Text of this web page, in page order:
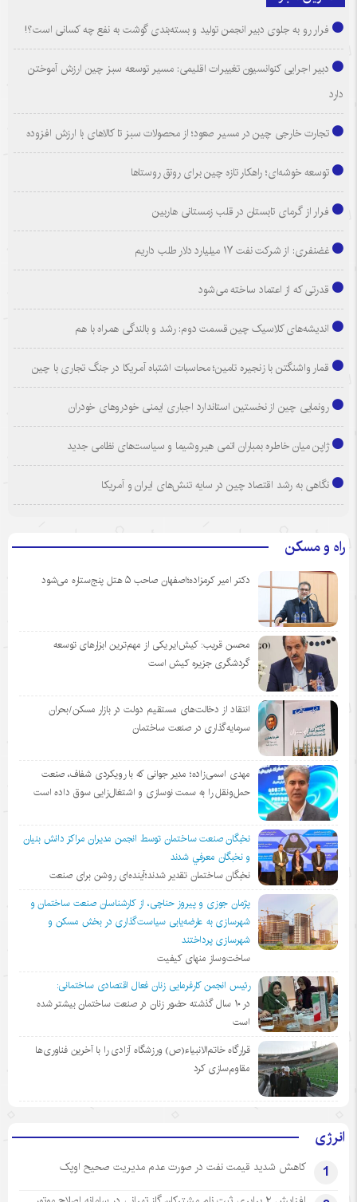
فرار رو به جلوی دبیر انجمن تولید و بسته‌بندی گوشت به نفع چه کسانی است؟!
دبیر اجرایی کنوانسیون تغییرات اقلیمی: مسیر توسعه سبز چین ارزش آموختن
دارد
تجارت خارجی چین در مسیر صعود؛ از محصولات سبز تا کالاهای با ارزش افزوده
توسعه خوشه‌ای؛ راهکار تازه چین برای رونق روستاها
فرار از گرمای تابستان در قلب زمستانی هاربین
غضنفری: از شرکت نفت ۱۷ میلیارد دلار طلب داریم
قدرتی که از اعتماد ساخته می‌شود
اندیشه‌های کلاسیک چین قسمت دوم: رشد و بالندگی همراه با هم
قمار واشنگتن با زنجیره تامین؛ محاسبات اشتباه آمریکا در جنگ تجاری با چین
رونمایی چین از نخستین استاندارد اجباری ایمنی خودروهای خودران
ژاپن میان خاطره بمباران اتمی هیروشیما و سیاست‌های نظامی جدید
نگاهی به رشد اقتصاد چین در سایه تنش‌های ایران و آمریکا
راه و مسکن
دکتر امیر کرمزاده؛اصفهان صاحب ۵ هتل پنج‌ستاره می‌شود
محسن قریب: کیش‌ایر یکی از مهم‌ترین ابزارهای توسعه
گردشگری جزیره کیش است
انتقاد از دخالت‌های مستقیم دولت در بازار مسکن/بحران
سرمایه‌گذاری در صنعت ساختمان
مهدی اسمی‌زاده؛ مدیر جوانی که با رویکردی شفاف، صنعت
حمل‌ونقل را به سمت نوسازی و اشتغال‌زایی سوق داده است
نخبگان صنعت ساختمان توسط انجمن مديران مراكز دانش بنيان
و نخبگان معرفي شدند
نخبگان ساختمان تقدیر شدند؛آینده‌ای روشن برای صنعت
پژمان جوزی و پیروز حناچی، از کارشناسان صنعت ساختمان و
شهرسازی به عارضه‌یابی سیاست‌گذاری در بخش مسکن و
شهرسازی پرداختند
ساخت‌وساز منهای کیفیت
رئیس انجمن کارفرمایی زنان فعال اقتصادی ساختمانی:
در ١٠ سال گذشته حضور زنان در صنعت ساختمان بیشتر شده
است
قرارگاه خاتم‌الانبیاء(ص) ورزشگاه آزادی را با آخرین فناوری‌ها
مقاوم‌سازی کرد
انرژی
1 کاهش شدید قیمت نفت در صورت عدم مدیریت صحیح اوپک